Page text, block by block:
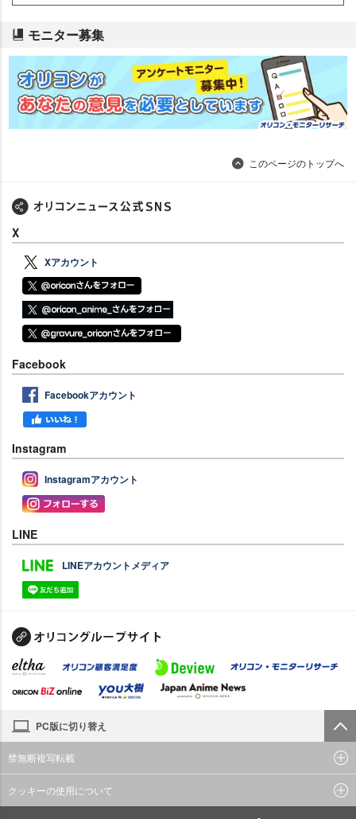
モニター募集
このページのトップへ
X
Xアカウント
Facebook
Facebookアカウント
Instagram
Instagramアカウント
LINE
LINEアカウントメディア
PC版に切り替え
禁無断複写転載
クッキーの使用について